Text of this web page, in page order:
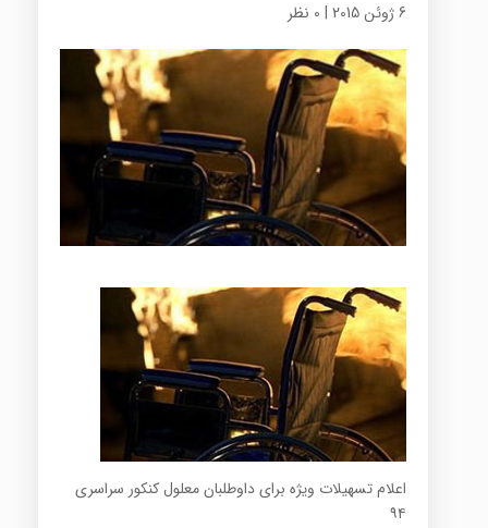
6 ژوئن 2015 | 0 نظر
اعلام تسهیلات ویژه برای داوطلبان معلول کنکور سراسری
۹۴